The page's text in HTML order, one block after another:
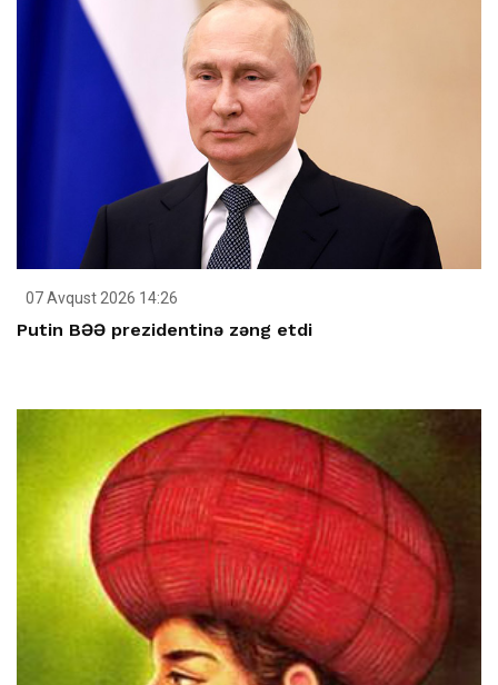
07 Avqust 2026 14:26
Putin BƏƏ prezidentinə zəng etdi